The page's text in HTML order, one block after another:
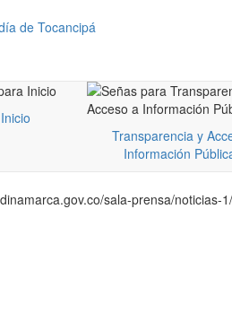
Inicio
Transparencia y
Información
sala-prensa/